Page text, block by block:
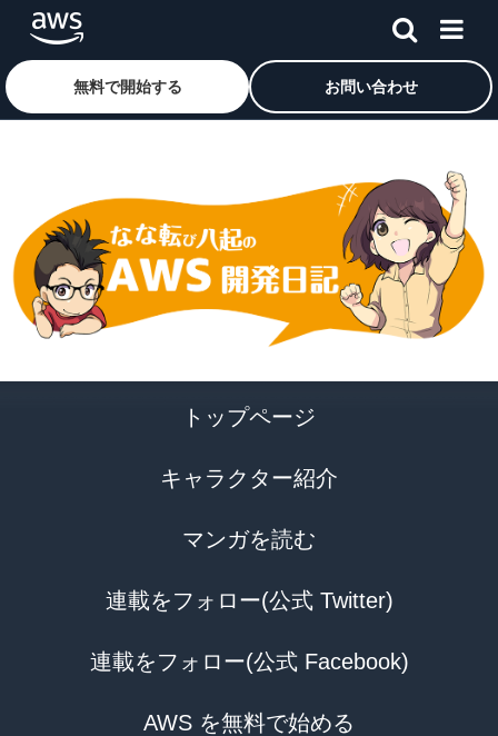
メインコンテンツに移動
アマゾン ウェブ サービスのホームページに戻るには、こ
無料で開始する お問い合わせ
トップページ
キャラクター紹介
マンガを読む
連載をフォロー(公式 Twitter)
連載をフォロー(公式 Facebook)
AWS を無料で始める